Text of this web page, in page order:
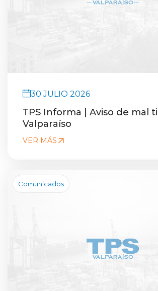
30 JULIO 2026
TPS Informa | Aviso de mal
Valparaíso
VER MÁS
Comunicados